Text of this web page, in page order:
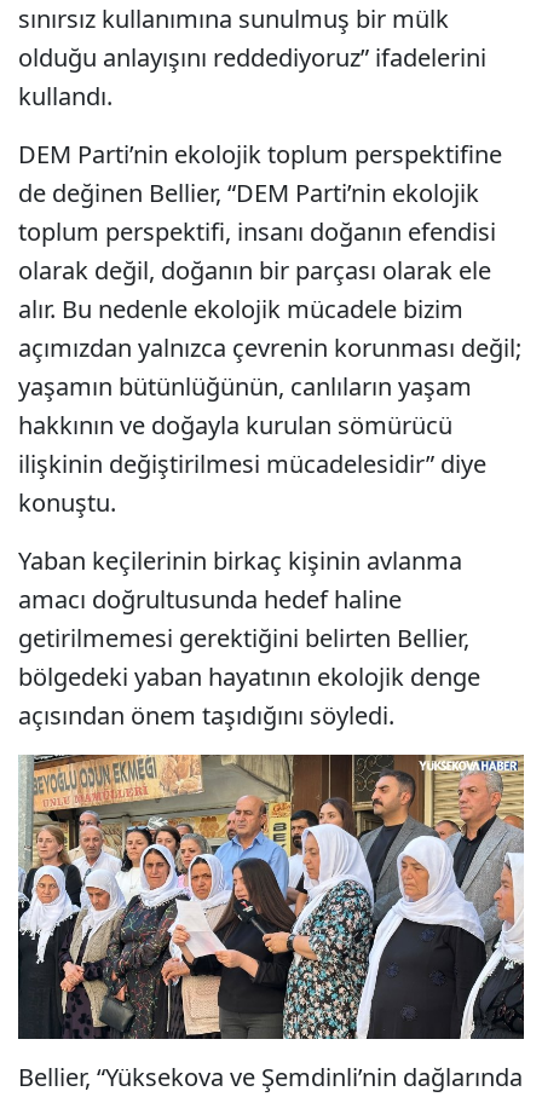
sınırsız kullanımına sunulmuş bir mülk
olduğu anlayışını reddediyoruz” ifadelerini
kullandı.
DEM Parti’nin ekolojik toplum perspektifine
de değinen Bellier, “DEM Parti’nin ekolojik
toplum perspektifi, insanı doğanın efendisi
olarak değil, doğanın bir parçası olarak ele
alır. Bu nedenle ekolojik mücadele bizim
açımızdan yalnızca çevrenin korunması değil;
yaşamın bütünlüğünün, canlıların yaşam
hakkının ve doğayla kurulan sömürücü
ilişkinin değiştirilmesi mücadelesidir” diye
konuştu.
Yaban keçilerinin birkaç kişinin avlanma
amacı doğrultusunda hedef haline
getirilmemesi gerektiğini belirten Bellier,
bölgedeki yaban hayatının ekolojik denge
açısından önem taşıdığını söyledi.
Bellier, “Yüksekova ve Şemdinli’nin dağlarında